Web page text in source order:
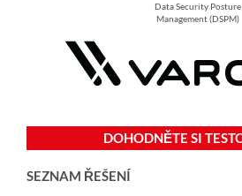
Data Security Posture
Management (DSPM)
DOHODNĚTE SI
SEZNAM ŘEŠENÍ